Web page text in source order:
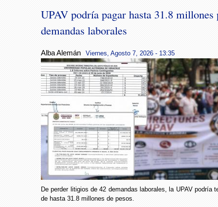
UPAV podría pagar hasta 31.8 millones
demandas laborales
Alba Alemán Viernes, Agosto 7, 2026 - 13:35
De perder litigios de 42 demandas laborales, la UPAV podría
de hasta 31.8 millones de pesos.